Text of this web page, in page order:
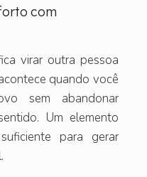
com
virar outra pessoa
quando você
sem abandonar
Um elemento
para gerar